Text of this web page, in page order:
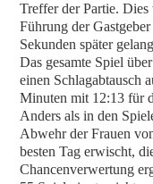
Treffer der Partie.
Führung der
Sekunden später
Das gesamte Spiel
einen Schlagabtausch
Minuten mit 12:13 für
Anders als in den
Abwehr der Frauen
besten Tag erwischt,
Chancenverwertung